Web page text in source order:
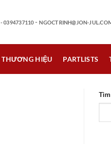
- 0394737110 -NGOCTRINH@JON-
THƯƠNG HIỆU PARTLISTS